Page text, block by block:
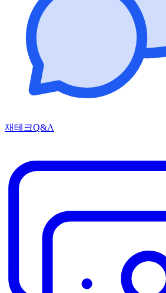
재테크Q&A